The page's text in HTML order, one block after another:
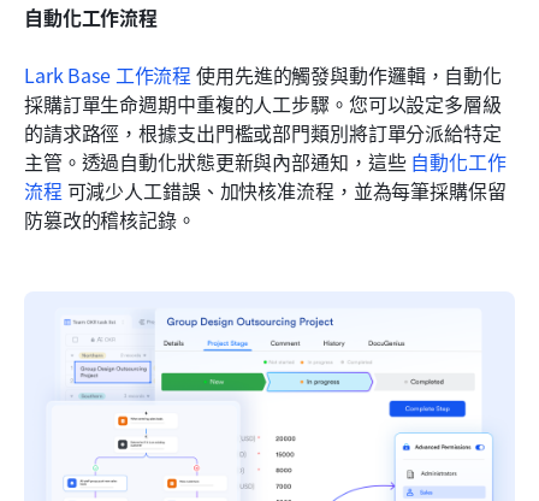
自動化工作流程
Lark Base 工作流程 使用先進的觸發與動作邏輯，自動化
採購訂單生命週期中重複的人工步驟。您可以設定多層級
的請求路徑，根據支出門檻或部門類別將訂單分派給特定
主管。透過自動化狀態更新與內部通知，這些 自動化工作
流程 可減少人工錯誤、加快核准流程，並為每筆採購保留
防篡改的稽核記錄。